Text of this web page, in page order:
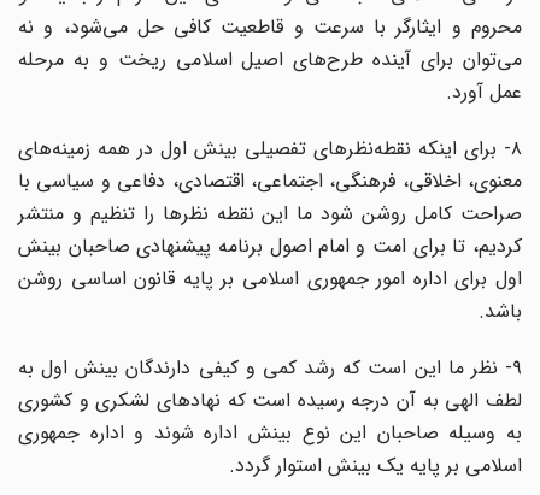
محروم و ایثارگر با سرعت و قاطعیت کافی حل می‌شود، و نه
می‌توان برای آینده طرح‌های اصیل اسلامی ریخت و به مرحله
عمل آورد.
۸- برای اینکه نقطه‌نظرهای تفصیلی بینش اول در همه زمینه‌های
معنوی، اخلاقی، فرهنگی، اجتماعی، اقتصادی، دفاعی و سیاسی با
صراحت کامل روشن شود ما این نقطه نظر‌ها را تنظیم و منتشر
کردیم، تا برای امت و امام اصول برنامه پیشنهادی صاحبان بینش
اول برای اداره امور جمهوری اسلامی بر پایه قانون اساسی روشن
باشد.
۹- نظر ما این است که رشد کمی و کیفی دارندگان بینش اول به
لطف الهی به آن درجه رسیده است که نهادهای لشکری و کشوری
به وسیله صاحبان این نوع بینش اداره شوند و اداره جمهوری
اسلامی بر پایه یک بینش استوار گردد.